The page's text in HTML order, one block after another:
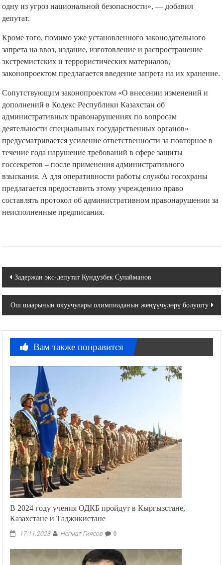
одну из угроз национальной безопасности», — добавил
депутат.
Кроме того, помимо уже установленного законодательного
запрета на ввоз, издание, изготовление и распространение
экстремистских и террористических материалов,
законопроектом предлагается введение запрета на их хранение.
Сопутствующим законопроектом «О внесении изменений и
дополнений в Кодекс Республики Казахстан об
административных правонарушениях по вопросам
деятельности специальных государственных органов»
предусматривается усиление ответственности за повторное в
течение года нарушение требований в сфере защиты
госсекретов – после применения административного
взыскания. А для оперативности работы службы госохраны
предлагается предоставить этому учреждению право
составлять протокол об административном правонарушении за
неисполненные предписания.
Навигация
по
записям
Задержан экс-депутат Кундузбек Сулайманов
Ош шаарынын окуучулары олимпиаданын жеңүүчүлөрү болушту
Вам также понравится
В 2024 году учения ОДКБ пройдут в Кыргызстане,
Казахстане и Таджикистане
17.11.2023 Негмат Гиясов 0